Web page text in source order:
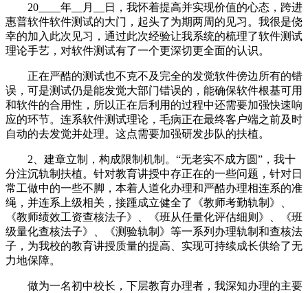
20____年__月__日，我怀着提高并实现价值的心态，跨进
惠普软件软件测试的大门，起头了为期两周的见习。我很是侥
幸的加入此次见习，通过此次经验让我系统的梳理了软件测试
理论手艺，对软件测试有了一个更深切更全面的认识。
正在严酷的测试也不克不及完全的发觉软件傍边所有的错
误，可是测试仍是能发觉大部门错误的，能确保软件根基可用
和软件的合用性，所以正在后利用的过程中还需要加强快速响
应的环节。连系软件测试理论，毛病正在最终客户端之前及时
自动的去发觉并处理。这点需要加强研发步队的扶植。
2、建章立制，构成限制机制。“无老实不成方圆”，我十
分注沉轨制扶植。针对教育讲授中存正在的一些问题，针对日
常工做中的一些不脚，本着人道化办理和严酷办理相连系的准
绳，并连系上级相关，接踵成立健全了《教师考勤轨制》、
《教师绩效工资查核法子》、《班从任量化评估细则》、《班
级量化查核法子》、《测验轨制》等一系列办理轨制和查核法
子，为我校的教育讲授质量的提高、实现可持续成长供给了无
力地保障。
做为一名初中校长，下层教育办理者，我深知办理的主要